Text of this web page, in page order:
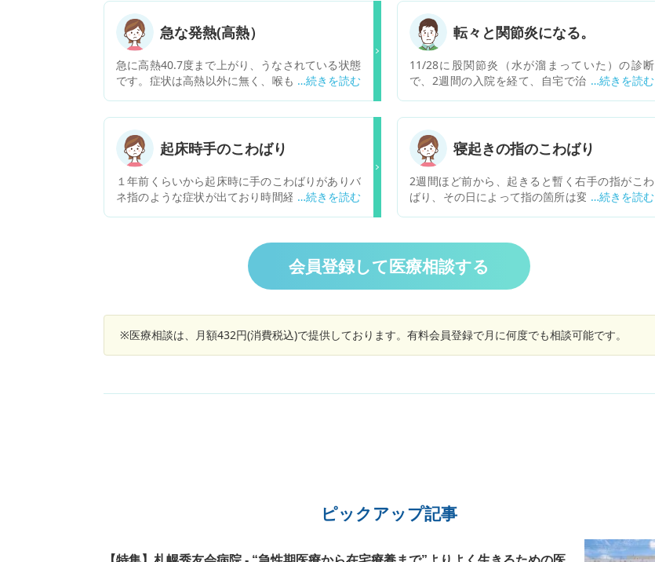
急な発熱(高熱）
急に高熱40.7度まで上がり、うなされている状態
です。症状は高熱以外に無く、喉も痛くなく鼻水
日の朝になってから通院しようと思っています
が、冷たい枕で寝かせる以外に特に救急処置とし
て何か必要でしょうか。
転々と関節炎になる。
11/28に股関節炎（水が溜まっていた）の診断
で、2週間の入院を経て、自宅で治療してます。
な病名が不明です。関節の違和感や痛み、指先の
痺れは継続してます。処方された薬はステロイド
系の物、ロキソニン、胃薬です。この状況を察し
て、どんな病気が考えられますか？ リウマチ科
の先生は、血管炎とも言ってましたが検査後い特
に断言しませんでした。
起床時手のこわばり
１年前くらいから起床時に手のこわばりがありバ
ネ指のような症状が出ており時間経過で改善され
床時だけでなくスマホを持った時とかふとしたと
きに痛みが出ます。指の腫れなどは無いです。家
族に膠原病を患っている人がいます。 リウマチと
か膠原病の検査をした方がいいでしょうか？年齢
寝起きの指のこわばり
2週間ほど前から、起きると暫く右手の指がこわ
ばり、その日によって指の箇所は変わります。バ
の可能性があるのか、様子をみるべきか。もし受
診が必要ならば何科へかかるべきか、一度にいろ
いろとすみません。宜しくお願い致します。
会員登録して医療相談する
※医療相談は、月額432円(消費税込)で提供しております。有料会員登録で月に何度でも相談可能です。
ピックアップ記事